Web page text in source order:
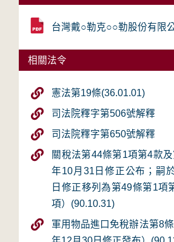
台灣戴○勒克○○勒股份有限
相關法令
憲法第19條(36.01.01)
司法院釋字第506號解釋
司法院釋字第650號解釋
關稅法第44條第1項第4款
年10月31日修正公布；嗣
日修正移列為第49條第1項
項）(90.10.31)
軍用物品進口免稅辦法第8